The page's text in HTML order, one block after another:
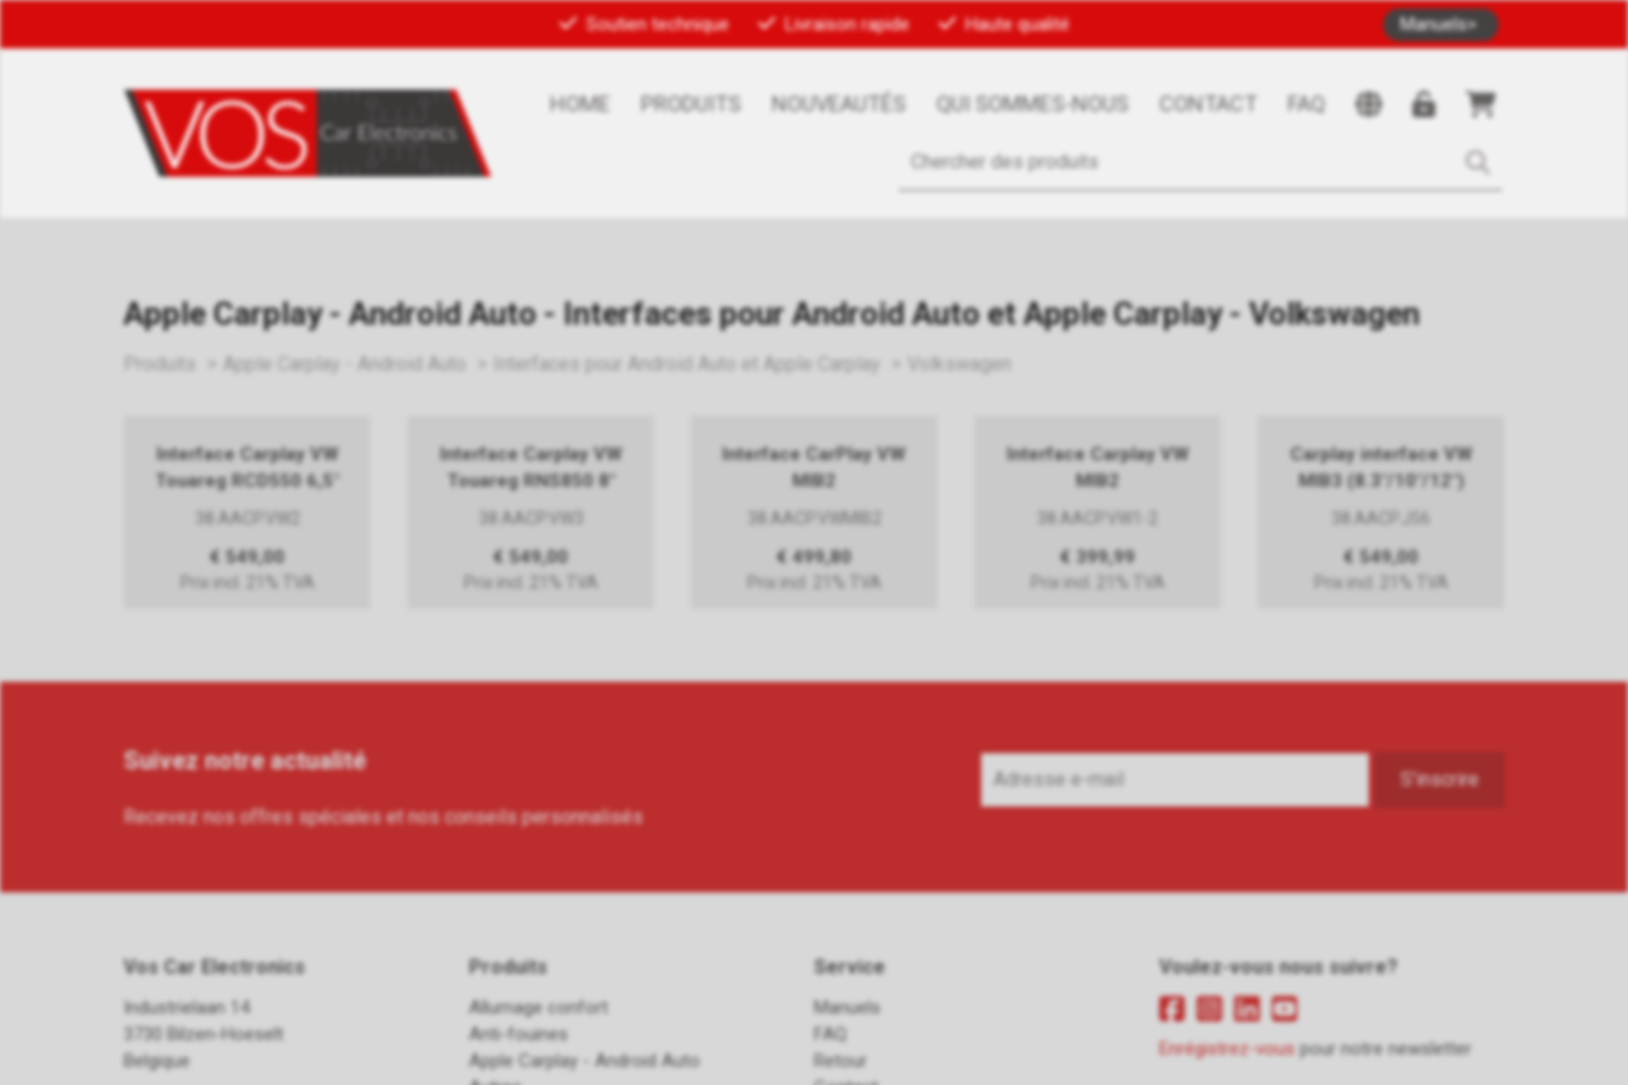
Soutien technique Livraison rapide Haute qualité Manuels
HOME PRODUITS NOUVEAUTÉS QUI SOMMES-NOUS CONTACT FAQ
Apple Carplay - Android Auto - Interfaces pour Android Auto et Apple Carplay - Volkswagen
Produits Apple Carplay - Android Auto Interfaces pour Android Auto et Apple Carplay Volkswagen
Interface Carplay VW
Touareg RCD550 6,5"
38.AACP.VW2
€ 549,00
Prix incl. 21% TVA
Interface Carplay VW
Touareg RNS850 8"
38.AACP.VW3
€ 549,00
Prix incl. 21% TVA
Interface CarPlay VW
MIB2
38.AACP.VWMIB2
€ 499,80
Prix incl. 21% TVA
Interface Carplay VW
MIB2
38.AACP.VW1-2
€ 399,99
Prix incl. 21% TVA
Carplay interface VW
MIB3 (8.3"/10"/12")
38.AACP.J56
€ 549,00
Prix incl. 21% TVA
Suivez notre actualité
Recevez nos offres spéciales et nos conseils personnalisés
Vos Car Electronics
Industrielaan 14
3730 Bilzen-Hoeselt
Belgique
Produits
Allumage confort
Anti-fouines
Apple Carplay - Android Auto
Service
Manuels
FAQ
Retour
Voulez-vous nous suivre?
Enrégistrez-vouspour notre newsletter